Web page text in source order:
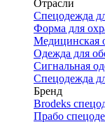
Отрасли
Спецодежда
Форма для
Медицинская
Одежда для
Сигнальная
Спецодежда
Бренд
Brodeks
Прабо